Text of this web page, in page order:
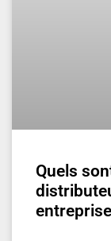
Quels